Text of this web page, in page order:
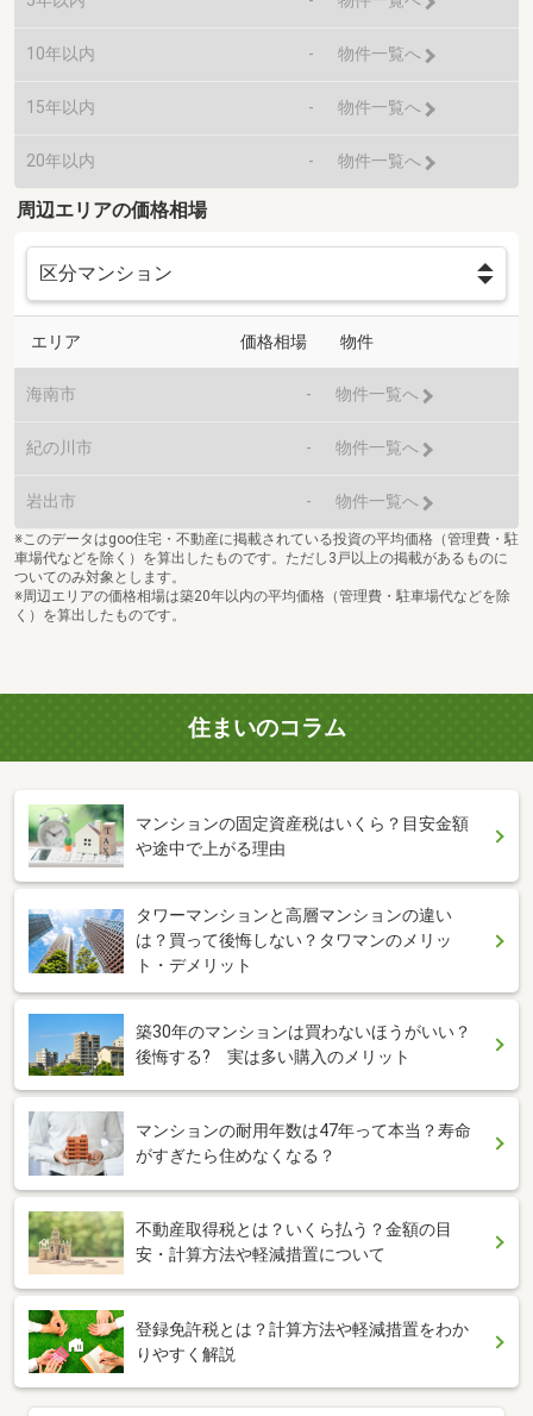
10年以内 - 物件一覧へ
15年以内 - 物件一覧へ
20年以内 - 物件一覧へ
周辺エリアの価格相場
エリア 価格相場 物件
海南市 - 物件一覧へ
紀の川市 - 物件一覧へ
岩出市 - 物件一覧へ
※このデータはgoo住宅・不動産に掲載されている投資の平均価格（管理費・駐
車場代などを除く）を算出したものです。ただし3戸以上の掲載があるものに
ついてのみ対象とします。
※周辺エリアの価格相場は築20年以内の平均価格（管理費・駐車場代などを除
く）を算出したものです。
住まいのコラム
マンションの固定資産税はいくら？目安金額
や途中で上がる理由
タワーマンションと高層マンションの違い
は？買って後悔しない？タワマンのメリッ
ト・デメリット
築30年のマンションは買わないほうがいい？
後悔する? 実は多い購入のメリット
マンションの耐用年数は47年って本当？寿命
がすぎたら住めなくなる？
不動産取得税とは？いくら払う？金額の目
安・計算方法や軽減措置について
登録免許税とは？計算方法や軽減措置をわか
りやすく解説